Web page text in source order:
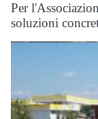
Per
soluzioni